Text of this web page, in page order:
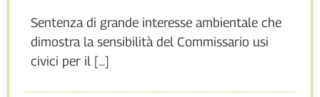
Sentenza di grande interesse ambientale che
dimostra la sensibilità del Commissario usi
civici per il [...]